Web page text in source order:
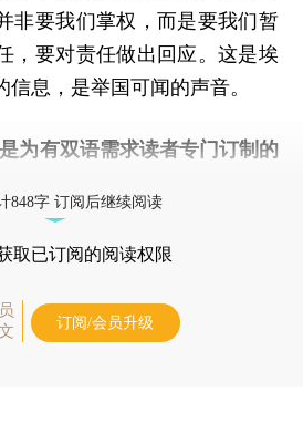
非要我们掌权，而是要我们暂
，要对责任做出回应。这是埃
息，是举国可闻的声音。
为有双语需求读者专门订制的
848字 订阅后继续阅读
取已订阅的阅读权限
订阅/会员升级